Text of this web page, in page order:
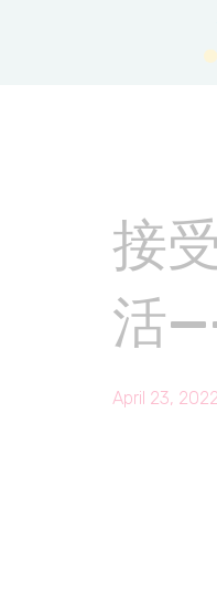
接
活
April 23, 2022